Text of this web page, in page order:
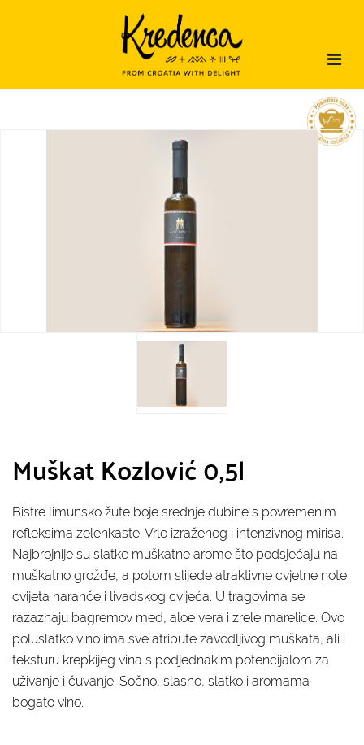
Muškat Kozlović 0,5l
Bistre limunsko žute boje srednje dubine s povremenim
refleksima zelenkaste. Vrlo izraženog i intenzivnog mirisa.
Najbrojnije su slatke muškatne arome što podsjećaju na
muškatno grožđe, a potom slijede atraktivne cvjetne note
cvijeta naranče i livadskog cvijeća. U tragovima se
razaznaju bagremov med, aloe vera i zrele marelice. Ovo
poluslatko vino ima sve atribute zavodljivog muškata, ali i
teksturu krepkijeg vina s podjednakim potencijalom za
uživanje i čuvanje. Sočno, slasno, slatko i aromama
bogato vino.